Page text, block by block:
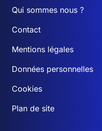
Qui sommes nous ?
Contact
Mentions légales
Données personnelles
Cookies
Plan de site